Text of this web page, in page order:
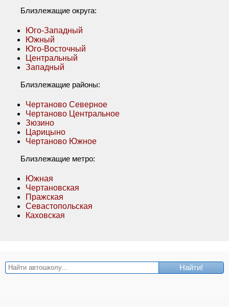
Близлежащие округа:
Юго-Западный
Южный
Юго-Восточный
Центральный
Западный
Близлежащие районы:
Чертаново Северное
Чертаново Центральное
Зюзино
Царицыно
Чертаново Южное
Близлежащие метро:
Южная
Чертановская
Пражская
Севастопольская
Каховская
Найти!